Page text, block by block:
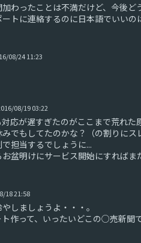
わったことは不満だけど、今後ど
トに連絡するのに日本語でいいの
08/24 11:23
08/19 03:22
応が遅すぎたのがここまで荒れた
でもしてたのかな？（の割りにス
担当するでしょうに...
お盆明けにサービス開始にすれば
18 21:58
しましょうよ・・・。
ト作って、いったいどこの○売新聞